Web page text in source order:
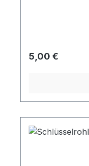
Regulärer Preis:
5,00 €